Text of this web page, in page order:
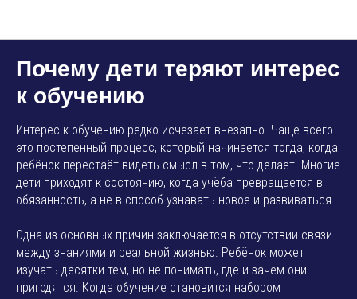
Почему дети теряют интерес
к обучению
Интерес к обучению редко исчезает внезапно. Чаще всего
это постепенный процесс, который начинается тогда, когда
ребёнок перестаёт видеть смысл в том, что делает. Многие
дети приходят к состоянию, когда учёба превращается в
обязанность, а не в способ узнавать новое и развиваться.
Одна из основных причин заключается в отсутствии связи
между знаниями и реальной жизнью. Ребёнок может
изучать десятки тем, но не понимать, где и зачем они
пригодятся. Когда обучение становится набором